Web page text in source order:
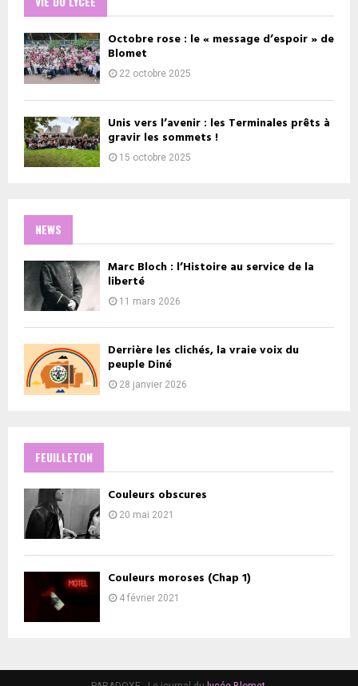
Octobre rose : le « message d’espoir » de
Blomet
22 octobre 2025
Unis vers l’avenir : les Terminales prêts à
gravir les sommets !
15 octobre 2025
NEWS
Marc Bloch : l’Histoire au service de la
liberté
11 mars 2026
Derrière les clichés, la vraie voix du
peuple Diné
28 janvier 2026
FEUILLETON
Couleurs obscures
20 mai 2021
Couleurs moroses (Chap 1)
4 février 2021